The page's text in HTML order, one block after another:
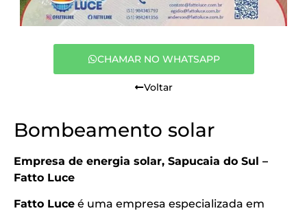
CHAMAR NO WHATSAPP
Voltar
Bombeamento solar
Empresa de energia solar, Sapucaia do Sul –
Fatto Luce
Fatto Luce é uma empresa especializada em